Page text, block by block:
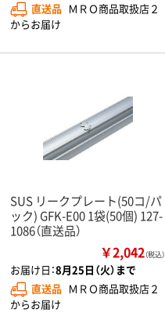
直送品 ＭＲＯ商品取扱店２
からお届け
SUS リークプレート(50コ/パ
ック) GFK-E00 1袋(50個) 127-
1086（直送品）
￥2,042（税込）
お届け日：8月25日（火）まで
直送品 ＭＲＯ商品取扱店２
からお届け